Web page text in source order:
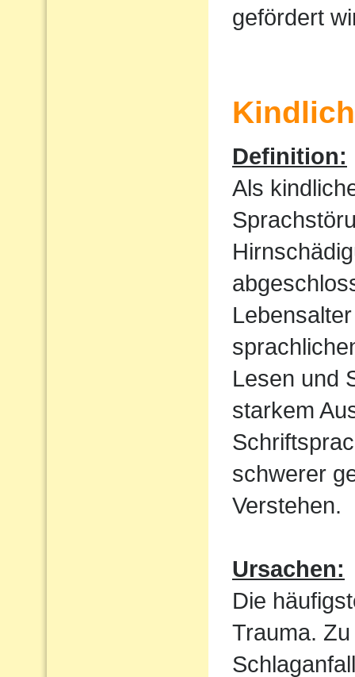
gefördert
Definition:
Als
Lesen und
starkem
schwerer
Verstehen.
Ursachen:
Die
Trauma.